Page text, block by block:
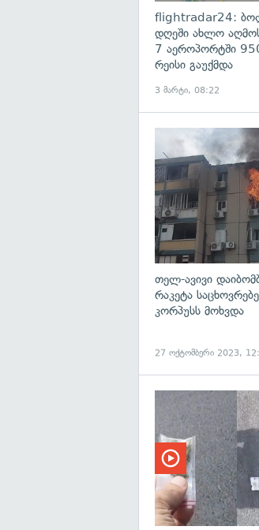
flightradar24:
დღეში ახლო
7 აეროპორტში
რეისი გაუქმდა
3 მარტი, 08:22
თელ-ავივი
რაკეტა
კორპუსს მოხვდა
27 ოქტომბერი 2023,